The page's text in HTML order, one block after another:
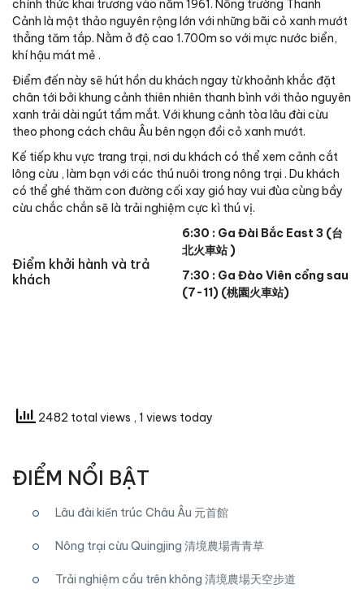
chính thức khai trương vào năm 1961. Nông trường Thanh
Cảnh là một thảo nguyên rộng lớn với những bãi cỏ xanh mướt
thẳng tăm tắp. Nằm ở độ cao 1.700m so với mực nước biển,
khí hậu mát mẻ .
Điểm đến này sẽ hút hồn du khách ngay từ khoảnh khắc đặt
chân tới bởi khung cảnh thiên nhiên thanh bình với thảo nguyên
xanh trải dài ngút tầm mắt. Với khung cảnh tòa lâu đài cừu
theo phong cách châu Âu bên ngọn đồi cỏ xanh mướt.
Kế tiếp khu vực trang trại, nơi du khách có thể xem cảnh cắt
lông cừu , làm bạn với các thú nuôi trong nông trại . Du khách
có thể ghé thăm con đường cối xay gió hay vui đùa cùng bầy
cừu chắc chắn sẽ là trải nghiệm cực kì thú vị.
Điểm khởi hành và trả
khách
6:30 : Ga Đài Bắc East 3 (台
北火車站 )
7:30 : Ga Đào Viên cổng sau
(7-11) (桃園火車站)
2482 total views , 1 views today
ĐIỂM NỔI BẬT
Lâu đài kiến trúc Châu Âu 元首館
Nông trại cừu Quingjing 清境農場青青草
Trải nghiệm cầu trên không 清境農場天空步道